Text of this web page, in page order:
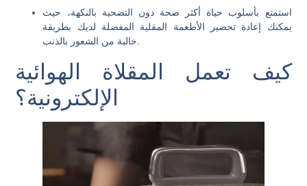
استمتع بأسلوب حياة أكثر صحة دون التضحية بالنكهة، حيث
يمكنك إعادة تحضير الأطعمة المقلية المفضلة لديك بطريقة
كيف تعمل المقلاة الهوائية
الإلكترونية؟